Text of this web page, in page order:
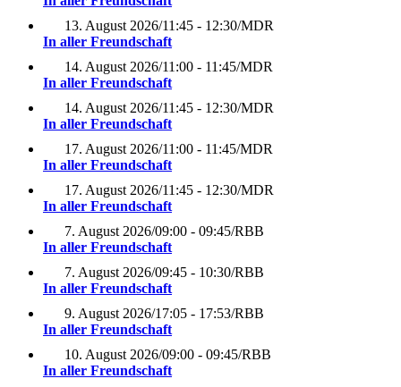
13. August 2026/11:45 - 12:30/MDR
In aller Freundschaft
14. August 2026/11:00 - 11:45/MDR
In aller Freundschaft
14. August 2026/11:45 - 12:30/MDR
In aller Freundschaft
17. August 2026/11:00 - 11:45/MDR
In aller Freundschaft
17. August 2026/11:45 - 12:30/MDR
In aller Freundschaft
7. August 2026/09:00 - 09:45/RBB
In aller Freundschaft
7. August 2026/09:45 - 10:30/RBB
In aller Freundschaft
9. August 2026/17:05 - 17:53/RBB
In aller Freundschaft
10. August 2026/09:00 - 09:45/RBB
In aller Freundschaft